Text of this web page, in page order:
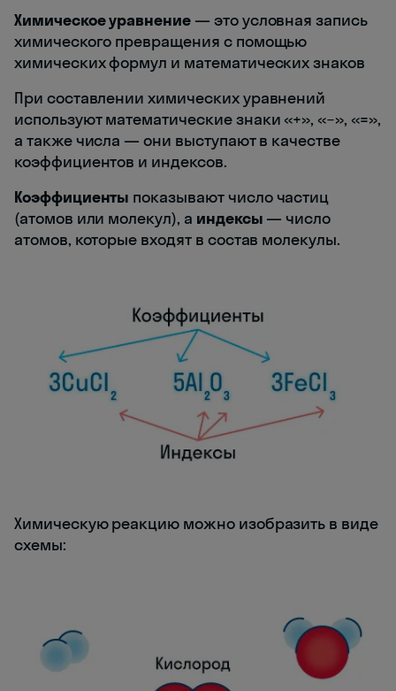
Химическое уравнение — это условная запись
химического превращения с помощью
химических формул и математических знаков
При составлении химических уравнений
используют математические знаки «+», «−», «=»,
а также числа — они выступают в качестве
коэффициентов и индексов.
Коэффициенты показывают число частиц
(атомов или молекул), а индексы — число
атомов, которые входят в состав молекулы.
Химическую реакцию можно изобразить в виде
схемы: